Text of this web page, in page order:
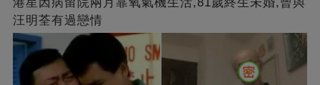
汪明荃有過戀情